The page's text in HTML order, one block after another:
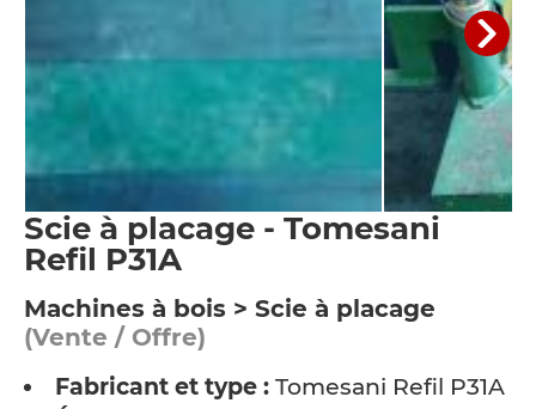
Scie à placage - Tomesani
Refil P31A
Machines à bois > Scie à placage
(Vente / Offre)
Fabricant et type : Tomesani Refil P31A